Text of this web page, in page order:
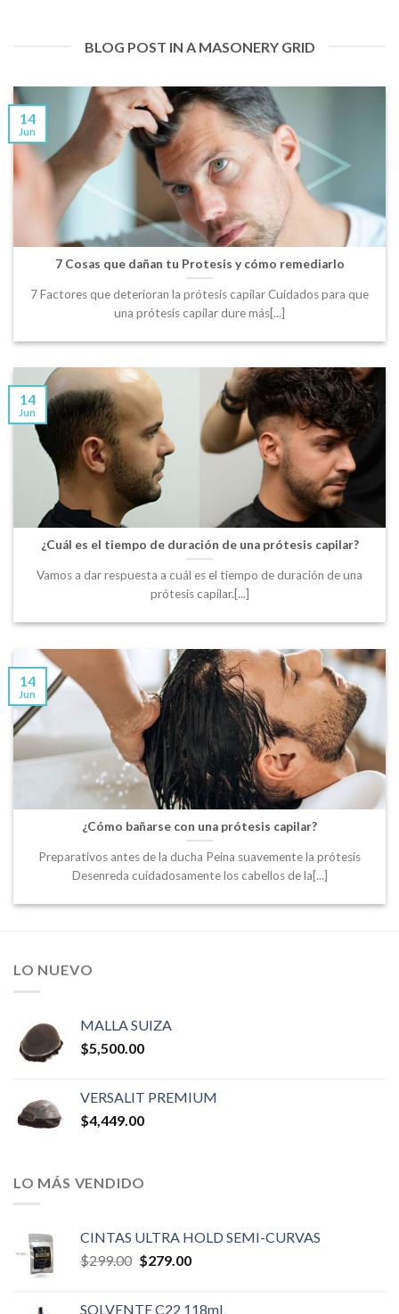
BLOG POST IN A MASONERY GRID
7 Cosas que dañan tu Protesis y cómo remediarlo
7 Factores que deterioran la prótesis capilar Cuidados para que
una prótesis capilar dure más[...]
14
Jun
¿Cuál es el tiempo de duración de una prótesis capilar?
Vamos a dar respuesta a cuál es el tiempo de duración de una
prótesis capilar.[...]
14
Jun
¿Cómo bañarse con una prótesis capilar?
Preparativos antes de la ducha Peina suavemente la prótesis
Desenreda cuidadosamente los cabellos de la[...]
14
Jun
LO NUEVO
MALLA SUIZA
$5,500.00
VERSALIT PREMIUM
$4,449.00
LO MÁS VENDIDO
CINTAS ULTRA HOLD SEMI-CURVAS
$299.00 Original
$279.00Current
SOLVENTE C22 118ml